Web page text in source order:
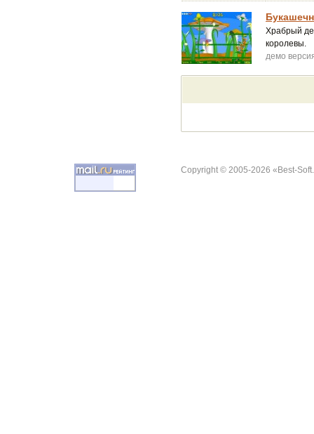
Храбрый
королевы.
демо
Copyright © 2005-2026 «Best-